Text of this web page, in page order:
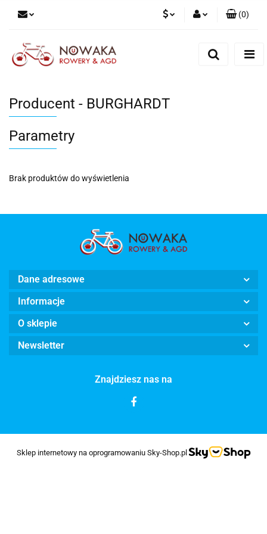
(0)
Producent - BURGHARDT
Parametry
Brak produktów do wyświetlenia
Dane adresowe
Informacje
O sklepie
Newsletter
Znajdziesz nas na
Sklep internetowy na oprogramowaniu Sky-Shop.pl